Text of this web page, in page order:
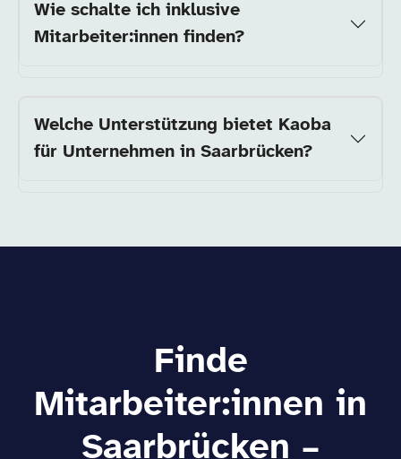
Wie schalte ich inklusive
Mitarbeiter:innen finden?
Welche Unterstützung bietet Kaoba
für Unternehmen in Saarbrücken?
Finde
Mitarbeiter:innen in
Saarbrücken –